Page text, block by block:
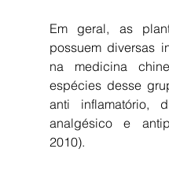
Em geral, as
possuem diversas
na medicina
espécies desse
anti inflamatório,
analgésico e
2010).